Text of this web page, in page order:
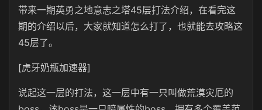
带来一期英勇之地意志之塔45层打法介绍，在看完这
期的介绍以后，大家就知道怎么打了，也就能去攻略这
45层了。
[虎牙奶瓶加速器]
说起这一层的打法，这一层中有一只叫做荒漠灾厄的